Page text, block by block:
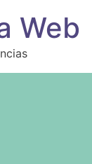
Web